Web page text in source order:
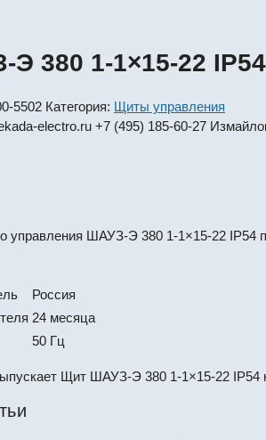
380 1-1×15-22 IP54
5502 Категория: Щиты управления
electro.ru +7 (495) 185-60-27
управления ШАУЗ-Э 380 1-1×15-22 IP54
Россия
24 месяца
50 Гц
Щит ШАУЗ-Э 380 1-1×15-22 IP54